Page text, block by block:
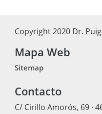
Copyright 2020 Dr.
Mapa Web
Sitemap
Contacto
C/ Cirillo Amorós, 69 ·